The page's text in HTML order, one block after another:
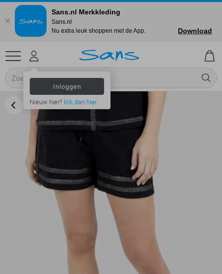
Inloggen
Nieuw hier? klik dan hier
Sans.nl Merkkleding
Sans.nl
Nu extra leuk shoppen met de App.
Download